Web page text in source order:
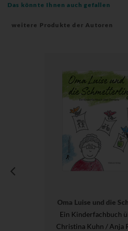
Das könnte Ihnen auch gefallen
weitere Produkte der Autoren
Oma Luise und die
Ein Kinderfachbuch
Christina Kuhn / Anja